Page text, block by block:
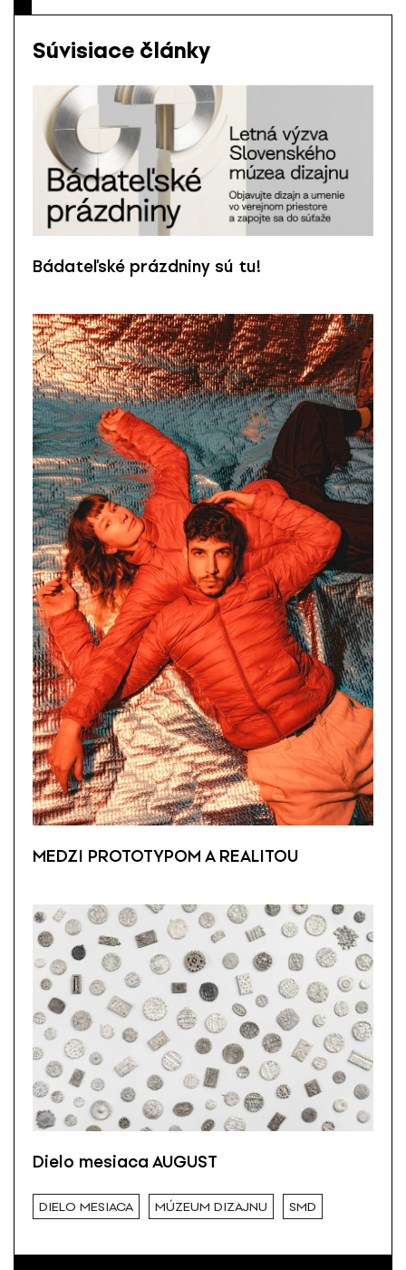
Súvisiace články
Bádateľské prázdniny sú tu!
MEDZI PROTOTYPOM A REALITOU
Dielo mesiaca AUGUST
DIELO MESIACA MÚZEUM DIZAJNU SMD